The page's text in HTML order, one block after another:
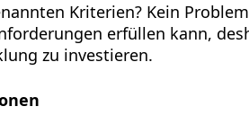
Kriterien? Kein
erfüllen kann,
zu investieren.